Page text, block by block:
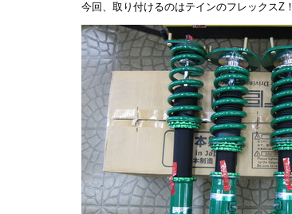
今回、取り付けるのはテインのフレックスZ！